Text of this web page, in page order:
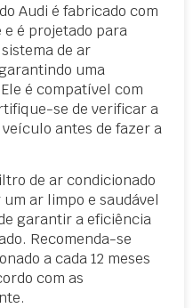
Audi é fabricado com
é projetado para
de ar
uma
é compatível com
se de verificar a
antes de fazer a
de ar condicionado
ar limpo e saudável
garantir a eficiência
Recomenda-se
a cada 12 meses
com as